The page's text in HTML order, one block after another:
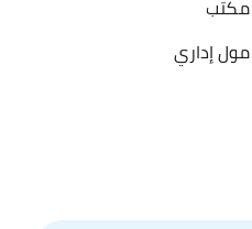
مكتب
مول إداري